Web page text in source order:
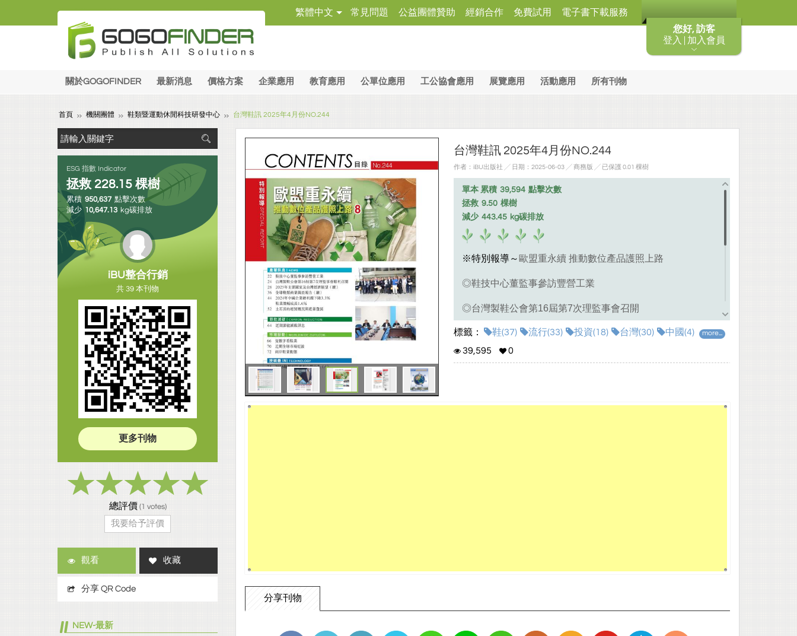
您好, 訪客
登入 | 加入會員
繁體中文 常見問題 公益團體贊助 經銷合作 免費試用 電子書下載服務
關於GOGOFINDER 最新消息 價格方案 企業應用 教育應用 公單位應用 工公協會應用 展覽應用 活動應用 所有刊物
首頁 機關團體 鞋類暨運動休閒科技研發中心 台灣鞋訊 2025年4月份NO.244
台灣鞋訊 2025年4月份NO.244
作者：iBU出版社 ╱ 日期：2025-06-03 ╱ 商務版 ╱ 已保護 0.01 棵樹
單本 累積 39,594 點擊次數
拯救 9.50 棵樹
減少 443.45 kg碳排放
※特別報導～ 歐盟重永續 推動數位產品護照上路
◎鞋技中心董監事參訪豐營工業
◎台灣製鞋公會第16屆第7次理監事會召開
◎2024中國企業總利潤下降3.3% 鞋業微幅成長1.6%
◎土耳其的經貿概況與產業發展
◎香港第二支柱立法草案概覽
標籤： 鞋(37) 流行(33) 投資(18) 台灣(30) 中國(4) more...
39,595 0
分享刊物
ESG 指數 Indicator
拯救 228.15 棵樹
累積 950,637 點擊次數
減少 10,647.13 kg碳排放
iBU整合行銷
共 39 本刊物
更多刊物
總評價 (1 votes)
我要给予評價
觀看 收藏
分享 QR Code
NEW-最新